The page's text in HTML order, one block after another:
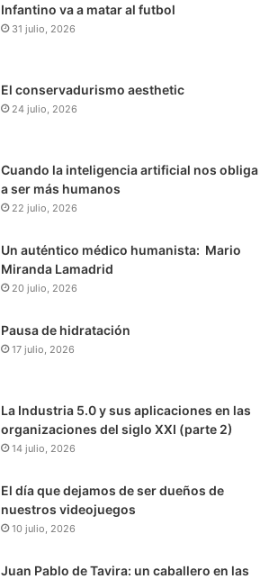
Infantino va a matar al futbol
31 julio, 2026
El conservadurismo aesthetic
24 julio, 2026
Cuando la inteligencia artificial nos obliga
a ser más humanos
22 julio, 2026
Un auténtico médico humanista: Mario
Miranda Lamadrid
20 julio, 2026
Pausa de hidratación
17 julio, 2026
La Industria 5.0 y sus aplicaciones en las
organizaciones del siglo XXI (parte 2)
14 julio, 2026
El día que dejamos de ser dueños de
nuestros videojuegos
10 julio, 2026
Juan Pablo de Tavira: un caballero en las